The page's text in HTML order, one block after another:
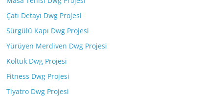
Çatı Detayı Dwg Projesi
Sürgülü Kapı Dwg Projesi
Yürüyen Merdiven Dwg Projesi
Koltuk Dwg Projesi
Fitness Dwg Projesi
Tiyatro Dwg Projesi